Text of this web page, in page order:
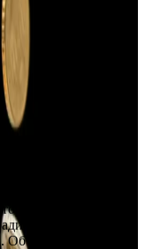
если они будут
Об этом сообщается